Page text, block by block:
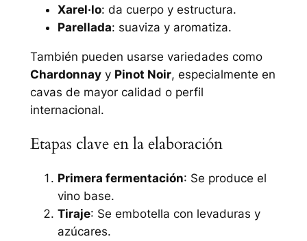
Xarel·lo: da cuerpo y estructura.
Parellada: suaviza y aromatiza.
También pueden usarse variedades como
Chardonnayy Pinot Noir, especialmente en
cavas de mayor calidad o perfil
internacional.
Etapas clave en la elaboración
Primera fermentación: Se produce el
vino base.
Tiraje: Se embotella con levaduras y
azúcares.